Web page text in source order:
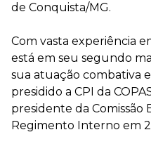
de Conquista/MG.
Com vasta experiência
está em seu segundo
sua atuação combativa
presidido a CPI da
presidente da Comissão
Regimento Interno em